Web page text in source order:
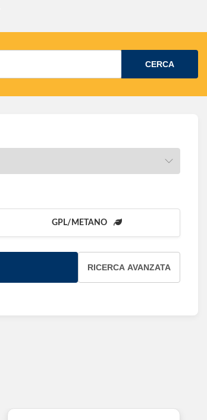
CERCA
GPL/METANO
RICERCA AVANZATA